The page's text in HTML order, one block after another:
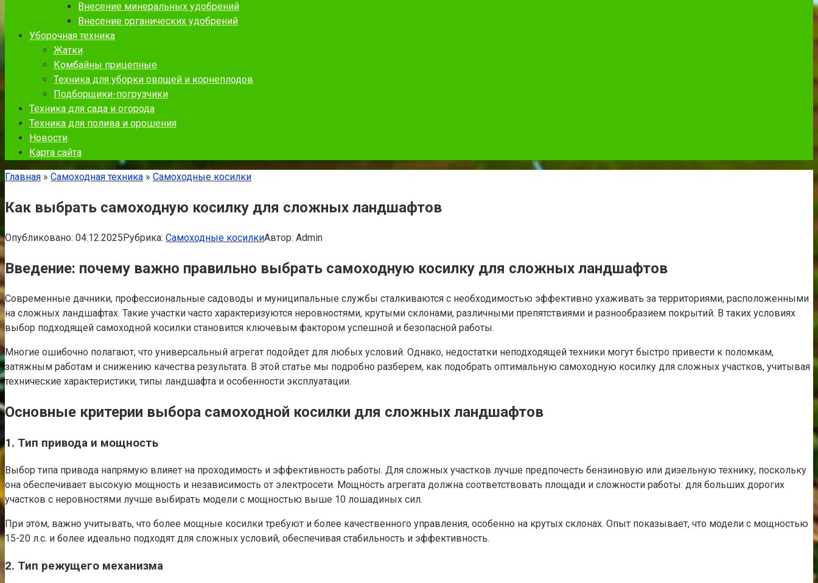
Внесение минеральных удобрений
Внесение органических удобрений
Уборочная техника
Жатки
Комбайны прицепные
Техника для уборки овощей и корнеплодов
Подборщики-погрузчики
Техника для сада и огорода
Техника для полива и орошения
Новости
Карта сайта
Главная » Самоходная техника » Самоходные косилки
Как выбрать самоходную косилку для сложных ландшафтов
Опубликовано: 04.12.2025Рубрика: Самоходные косилкиАвтор: Admin
Введение: почему важно правильно выбрать самоходную косилку для сложных ландшафтов
Современные дачники, профессиональные садоводы и муниципальные службы сталкиваются с необходимостью эффективно ухаживать за территориями, расположенными
на сложных ландшафтах. Такие участки часто характеризуются неровностями, крутыми склонами, различными препятствиями и разнообразием покрытий. В таких условиях
выбор подходящей самоходной косилки становится ключевым фактором успешной и безопасной работы.
Многие ошибочно полагают, что универсальный агрегат подойдет для любых условий. Однако, недостатки неподходящей техники могут быстро привести к поломкам,
затяжным работам и снижению качества результата. В этой статье мы подробно разберем, как подобрать оптимальную самоходную косилку для сложных участков, учитывая
технические характеристики, типы ландшафта и особенности эксплуатации.
Основные критерии выбора самоходной косилки для сложных ландшафтов
1. Тип привода и мощность
Выбор типа привода напрямую влияет на проходимость и эффективность работы. Для сложных участков лучше предпочесть бензиновую или дизельную технику, поскольку
она обеспечивает высокую мощность и независимость от электросети. Мощность агрегата должна соответствовать площади и сложности работы: для больших дорогих
участков с неровностями лучше выбирать модели с мощностью выше 10 лошадиных сил.
При этом, важно учитывать, что более мощные косилки требуют и более качественного управления, особенно на крутых склонах. Опыт показывает, что модели с мощностью
15-20 л.с. и более идеально подходят для сложных условий, обеспечивая стабильность и эффективность.
2. Тип режущего механизма